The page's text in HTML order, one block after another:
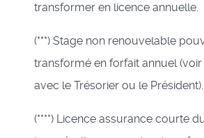
transformer en licence annuelle.
(***) Stage non renouvelable
transformé en forfait annuel
avec le Trésorier ou le Président).
(****) Licence assurance courte